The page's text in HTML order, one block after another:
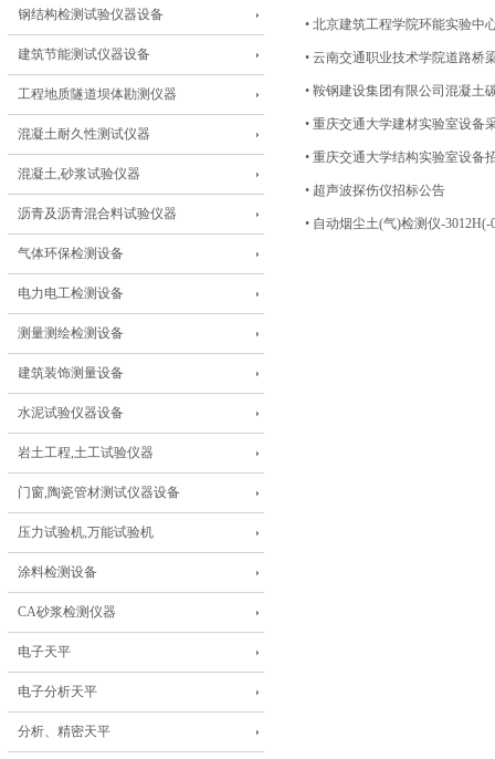
钢结构检测试验仪器设备
建筑节能测试仪器设备
工程地质隧道坝体勘测仪器
混凝土耐久性测试仪器
混凝土,砂浆试验仪器
沥青及沥青混合料试验仪器
气体环保检测设备
电力电工检测设备
测量测绘检测设备
建筑装饰测量设备
水泥试验仪器设备
岩土工程,土工试验仪器
门窗,陶瓷管材测试仪器设备
压力试验机,万能试验机
涂料检测设备
CA砂浆检测仪器
电子天平
电子分析天平
分析、精密天平
• 北京建筑工程学院环能实验中
• 云南交通职业技术学院道路桥
• 鞍钢建设集团有限公司混凝土
• 重庆交通大学建材实验室设备
• 重庆交通大学结构实验室设备
• 超声波探伤仪招标公告
• 自动烟尘土(气)检测仪-3012H(-